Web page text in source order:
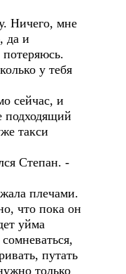
Ничего, мне
да и
у тебя
сейчас, и
подходящий
такси
Степан. -
плечами.
что пока он
уйма
путать
только